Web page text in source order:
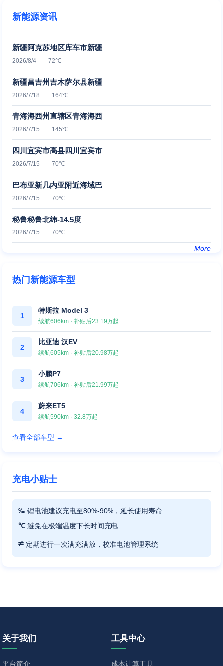
新能源资讯
新疆阿克苏地区库车市新疆
2026/8/4 72℃
新疆昌吉州吉木萨尔县新疆
2026/7/18 164℃
青海海西州直辖区青海海西
2026/7/15 145℃
四川宜宾市高县四川宜宾市
2026/7/15 70℃
巴布亚新几内亚附近海域巴
2026/7/15 70℃
秘鲁秘鲁北纬-14.5度
2026/7/15 70℃
More
热门新能源车型
1
特斯拉 Model 3
续航606km · 补贴后23.19万起
2
比亚迪 汉EV
续航605km · 补贴后20.98万起
3
小鹏P7
续航706km · 补贴后21.99万起
4
蔚来ET5
续航590km · 32.8万起
查看全部车型 →
充电小贴士
‰ 锂电池建议充电至80%-90%，延长使用寿命
℃ 避免在极端温度下长时间充电
≠ 定期进行一次满充满放，校准电池管理系统
关于我们
平台简介
工具中心
成本计算工具